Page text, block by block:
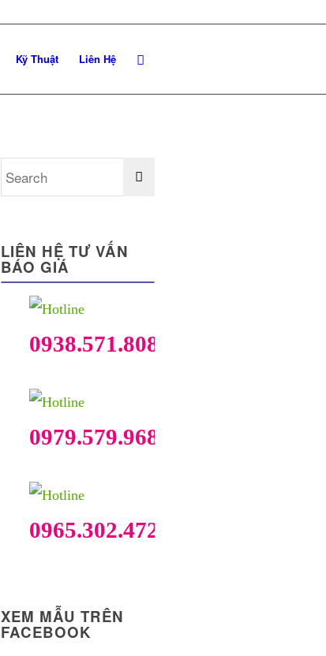
Kỹ Thuật Liên Hệ
LIÊN HỆ TƯ VẤN
BÁO GIÁ
0938.571.808
0979.579.968
0965.302.472
XEM MẪU TRÊN
FACEBOOK